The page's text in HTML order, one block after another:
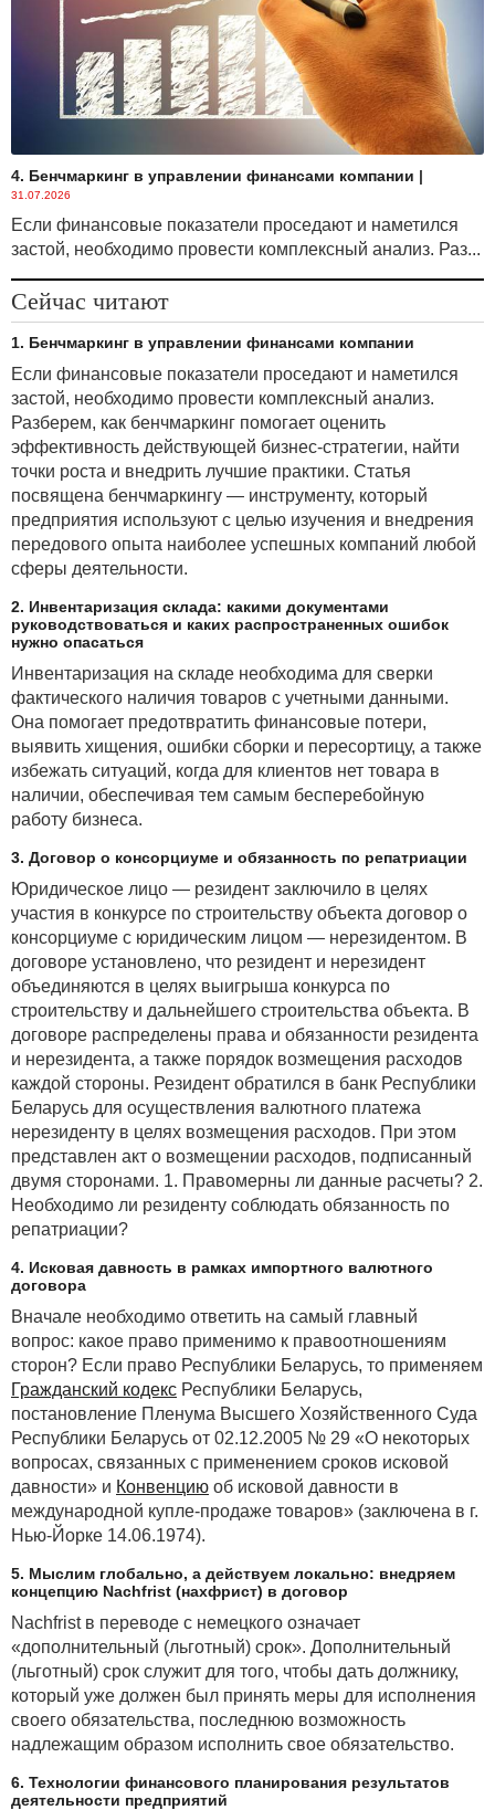
4. Бенчмаркинг в управлении финансами компании |
31.07.2026
Если финансовые показатели проседают и наметился
застой, необходимо провести комплексный анализ. Раз...
Сейчас читают
1. Бенчмаркинг в управлении финансами компании
Если финансовые показатели проседают и наметился
застой, необходимо провести комплексный анализ.
Разберем, как бенчмаркинг помогает оценить
эффективность действующей бизнес-стратегии, найти
точки роста и внедрить лучшие практики. Статья
посвящена бенчмаркингу — инструменту, который
предприятия используют с целью изучения и внедрения
передового опыта наиболее успешных компаний любой
сферы деятельности.
2. Инвентаризация склада: какими документами
руководствоваться и каких распространенных ошибок
нужно опасаться
Инвентаризация на складе необходима для сверки
фактического наличия товаров с учетными данными.
Она помогает предотвратить финансовые потери,
выявить хищения, ошибки сборки и пересортицу, а также
избежать ситуаций, когда для клиентов нет товара в
наличии, обеспечивая тем самым бесперебойную
работу бизнеса.
3. Договор о консорциуме и обязанность по репатриации
Юридическое лицо — резидент заключило в целях
участия в конкурсе по строительству объекта договор о
консорциуме с юридическим лицом — нерезидентом. В
договоре установлено, что резидент и нерезидент
объединяются в целях выигрыша конкурса по
строительству и дальнейшего строительства объекта. В
договоре распределены права и обязанности резидента
и нерезидента, а также порядок возмещения расходов
каждой стороны. Резидент обратился в банк Республики
Беларусь для осуществления валютного платежа
нерезиденту в целях возмещения расходов. При этом
представлен акт о возмещении расходов, подписанный
двумя сторонами. 1. Правомерны ли данные расчеты? 2.
Необходимо ли резиденту соблюдать обязанность по
репатриации?
4. Исковая давность в рамках импортного валютного
договора
Вначале необходимо ответить на самый главный
вопрос: какое право применимо к правоотношениям
сторон? Если право Республики Беларусь, то применяем
Гражданский кодекс Республики Беларусь,
постановление Пленума Высшего Хозяйственного Суда
Республики Беларусь от 02.12.2005 № 29 «О некоторых
вопросах, связанных с применением сроков исковой
давности» и Конвенцию об исковой давности в
международной купле-продаже товаров» (заключена в г.
Нью-Йорке 14.06.1974).
5. Мыслим глобально, а действуем локально: внедряем
концепцию Nachfrist (нахфрист) в договор
Nachfrist в переводе с немецкого означает
«дополнительный (льготный) срок». Дополнительный
(льготный) срок служит для того, чтобы дать должнику,
который уже должен был принять меры для исполнения
своего обязательства, последнюю возможность
надлежащим образом исполнить свое обязательство.
6. Технологии финансового планирования результатов
деятельности предприятий